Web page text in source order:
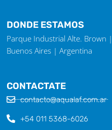
DONDE ESTAMOS
Parque Industrial Alte. Brown
Buenos Aires | Argentina
CONTACTATE
contacto@aqualaf.com.ar
+54 011 5368-6026